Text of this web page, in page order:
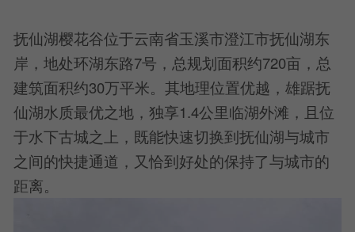
抚仙湖樱花谷位于云南省玉溪市澄江市抚仙湖东
岸，地处环湖东路7号，总规划面积约720亩，总
建筑面积约30万平米。其地理位置优越，雄踞抚
仙湖水质最优之地，独享1.4公里临湖外滩，且位
于水下古城之上，既能快速切换到抚仙湖与城市
之间的快捷通道，又恰到好处的保持了与城市的
距离。